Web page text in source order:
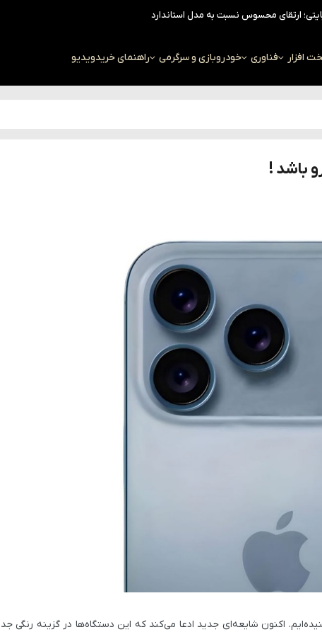
افزار فناوری خودروبازی و سرگرمی راهنمای خریدویدیو
در مورد آیفون 17 پرو و آیفون 17 پرو مکس شنیده‌ایم. اکنون شایعه‌ای جدید ادعا می‌کند که این دستگاه‌ها در گزینه